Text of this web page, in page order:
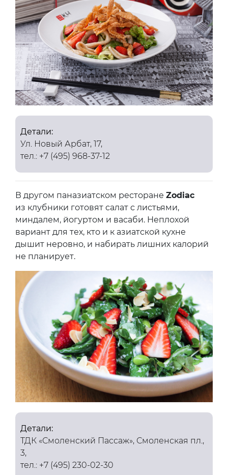
Детали:
Ул. Новый Арбат, 17,
тел.: +7 (495) 968-37-12
В другом паназиатском ресторане Zodiac
из клубники готовят салат с листьями,
миндалем, йогуртом и васаби. Неплохой
вариант для тех, кто и к азиатской кухне
дышит неровно, и набирать лишних калорий
не планирует.
Детали:
ТДК «Смоленский Пассаж», Смоленская пл.,
3,
тел.: +7 (495) 230-02-30